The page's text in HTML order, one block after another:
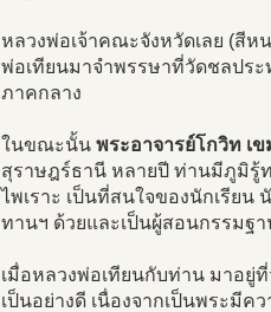
หลวงพ่อเจ้าคณะจังหวัดเลย (สี
พ่อเทียนมาจำพรรษาที่วัดชลปร
ภาคกลาง
ในขณะนั้น พระอาจารย์โกวิท เ
สุราษฎร์ธานี หลายปี ท่านมีภูมิรู้
ไพเราะ เป็นที่สนใจของนักเรีย
ทานฯ ด้วยและเป็นผู้สอนกรรมฐ
เมื่อหลวงพ่อเทียนกับท่าน มาอยู่
เป็นอย่างดี เนื่องจากเป็นพระมี